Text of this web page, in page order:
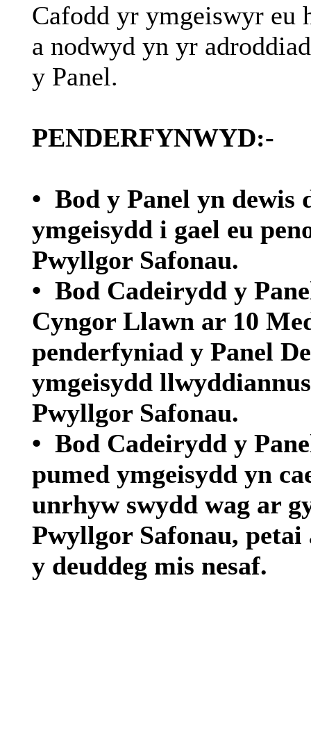
Cafodd yr ymgeiswyr eu
a nodwyd yn yr adroddiad
y Panel.
PENDERFYNWYD:-
• Bod y Panel yn dewis
ymgeisydd i gael eu
Pwyllgor Safonau.
• Bod Cadeiryddy
Cyngor Llawn ar10
penderfyniady Panel
ymgeisydd llwyddiannus
Pwyllgor Safonau.
• Bod Cadeiryddy
pumed ymgeisydd yn
unrhyw swyddwag ar
Pwyllgor Safonau, petai
y deuddeg mis nesaf.